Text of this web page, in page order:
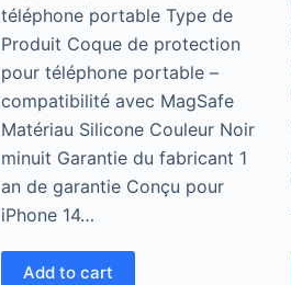
téléphone portable Type de
Produit Coque de protection
pour téléphone portable –
compatibilité avec MagSafe
Matériau Silicone Couleur Noir
minuit Garantie du fabricant 1
an de garantie Conçu pour
iPhone 14…
Add to cart